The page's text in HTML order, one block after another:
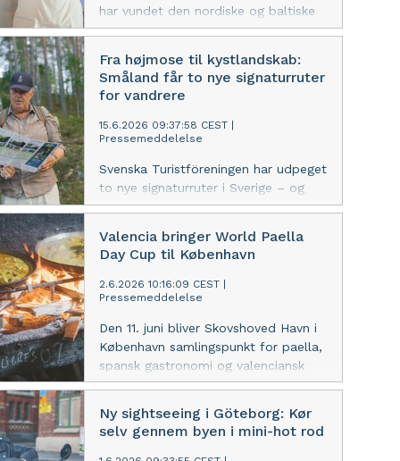
har vundet den nordiske og baltiske
semifinale i World Paella Day Cup
repræsentere Danmark og Norden i
finalen i Valencia, hvor kokke fra hele
verden dyster om at lave den bedste
paella i rettens fødeby.
Fra højmose til kystlandskab:
Småland får to nye signaturruter
for vandrere
15.6.2026 09:37:58 CEST
Pressemeddelelse
Svenska Turistföreningen har udpeget
to nye signaturruter i Sverige – og
begge ligger i Småland. Med 160
gennem nationalpark, skove, søer og
kystnær kulturhistorie føjer regionen
nye muligheder til et outdoor-udbud,
der også tæller bynær natur i Kalmar,
gravelcykling og glamping med udsigt
over Vättern.
Valencia bringer World Paella
Day Cup til København
2.6.2026 10:16:09 CEST
Pressemeddelelse
Den 11. juni bliver Skovshoved Havn i
København samlingspunkt for paella,
spansk gastronomi og valenciansk
madkultur, når den nordiske og
Cup 2026 afholdes hos i Skovshoved
havn. Kokke fra Danmark, Sverige,
Ny sightseeing i Göteborg: Kør
selv gennem byen i mini-hot rod